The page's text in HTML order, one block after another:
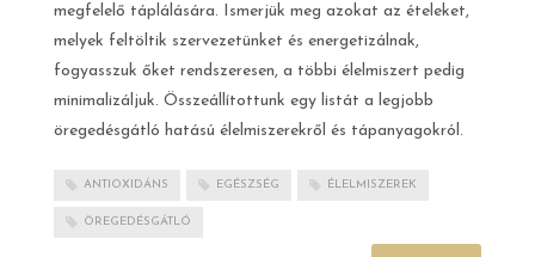
megfelelő táplálására. Ismerjük meg azokat az ételeket,
melyek feltöltik szervezetünket és energetizálnak,
fogyasszuk őket rendszeresen, a többi élelmiszert pedig
minimalizáljuk. Összeállítottunk egy listát a legjobb
öregedésgátló hatású élelmiszerekről és tápanyagokról.
ANTIOXIDÁNS EGÉSZSÉG ÉLELMISZEREK
ÖREGEDÉSGÁTLÓ